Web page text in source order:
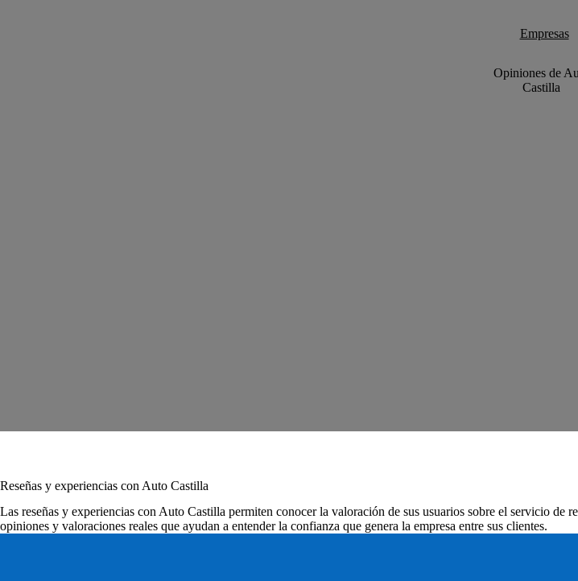
Empresas
Opiniones de
Castilla
Reseñas y experiencias con Auto Castilla
Las reseñas y experiencias con Auto Castilla permiten conocer la valoración de sus usuarios sobre el servicio de
opiniones y valoraciones reales que ayudan a entender la confianza que genera la empresa entre sus clientes.